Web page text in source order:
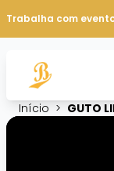
Trabalha com
Início > GUTO